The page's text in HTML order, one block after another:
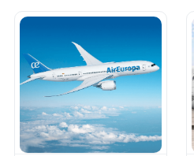
matriculación de tu auto sin